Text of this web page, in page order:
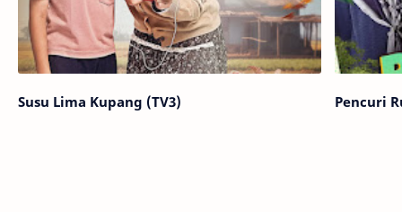
Susu Lima Kupang (TV3) Pencuri